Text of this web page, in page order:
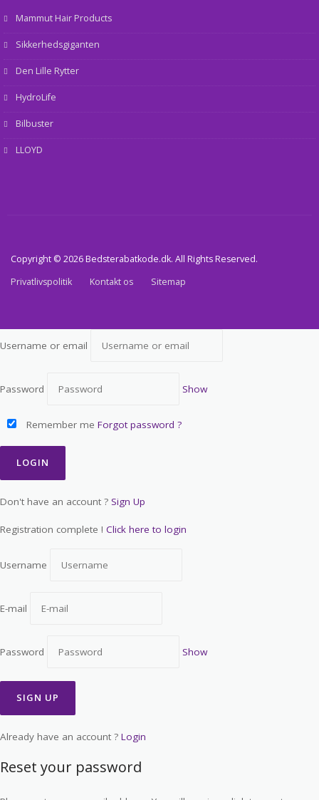
Mammut Hair Products
Sikkerhedsgiganten
Den Lille Rytter
HydroLife
Bilbuster
LLOYD
Copyright © 2026 Bedsterabatkode.dk. All Rights Reserved.
Privatlivspolitik
Kontakt os Sitemap
Username or email
Password Show
Remember me Forgot password ?
Don't have an account ? Sign Up
Registration complete ! Click here to login
Username
E-mail
Password Show
Already have an account ? Login
Reset your password